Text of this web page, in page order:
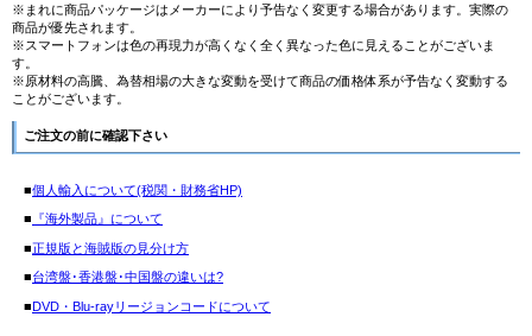
※まれに商品パッケージはメーカーにより予告なく変更する場合があります。実際の
商品が優先されます。
※スマートフォンは色の再現力が高くなく全く異なった色に見えることがございま
す。
※原材料の高騰、為替相場の大きな変動を受けて商品の価格体系が予告なく変動する
ことがございます。
ご注文の前に確認下さい
■個人輸入について(税関・財務省HP)
■ 『海外製品』について
■正規版と海賊版の見分け方
■台湾盤･香港盤･中国盤の違いは?
■DVD・Blu-rayリージョンコードについて